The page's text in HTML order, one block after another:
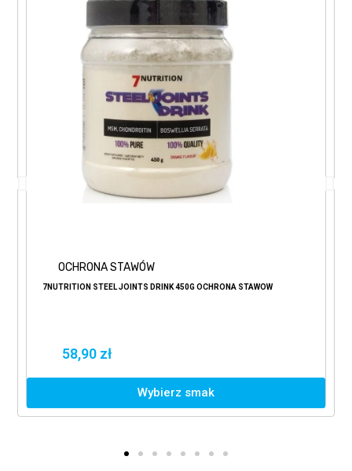
OCHRONA STAWÓW
7NUTRITION STEEL JOINTS DRINK 450G OCHRONA STAWÓW
58,90 zł
Wybierz smak